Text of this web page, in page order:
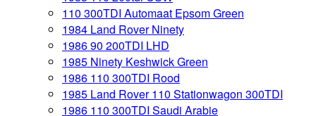
110 300TDI Automaat Epsom Green
1984 Land Rover Ninety
1986 90 200TDI LHD
1985 Ninety Keshwick Green
1986 110 300TDI Rood
1985 Land Rover 110 Stationwagon 300TDI
1986 110 300TDI Saudi Arabie